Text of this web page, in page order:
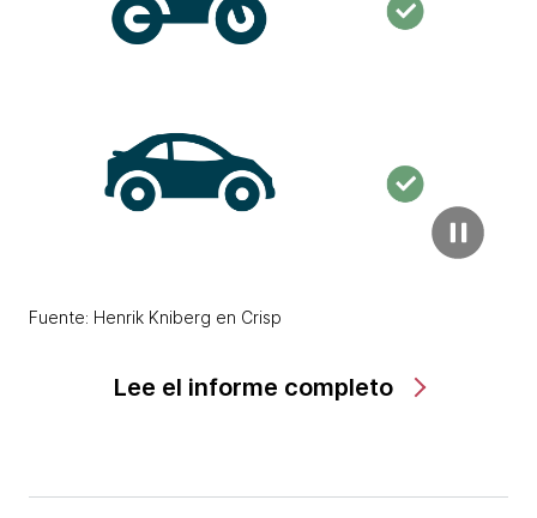
Fuente: Henrik Kniberg en Crisp
Lee el informe completo